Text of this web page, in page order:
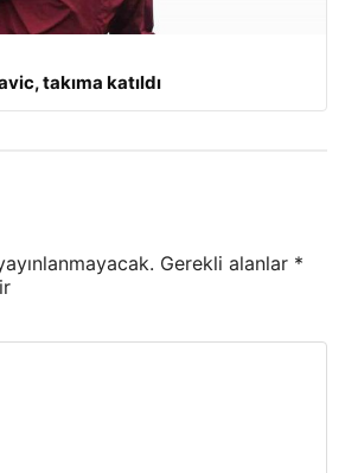
takıma katıldı
Gerekli alanlar *